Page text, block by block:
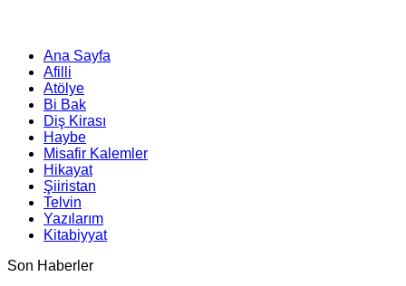
Ana Sayfa
Afilli
Atölye
Bi Bak
Diş Kirası
Haybe
Misafir Kalemler
Hikayat
Şiiristan
Telvin
Yazılarım
Kitabiyyat
Son Haberler